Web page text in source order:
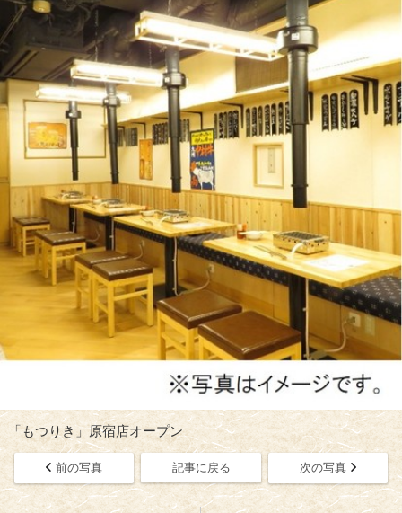
「もつりき」原宿店オープン
前の写真 記事に戻る 次の写真